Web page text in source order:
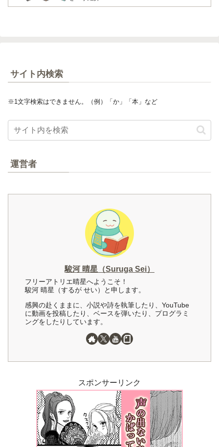
サイト内検索
※1文字検索はできません。（例）「か」「本」など
運営者
駿河 晴星（Suruga Sei）
フリーアトリエ晴星へようこそ！
駿河 晴星（するが せい）と申します。
感興の赴くままに、小説や詩を執筆したり、YouTube
に動画を投稿したり、ベースを弾いたり、プログラミ
ングをしたりしています。
スポンサーリンク